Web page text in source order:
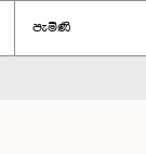
පැමිණි